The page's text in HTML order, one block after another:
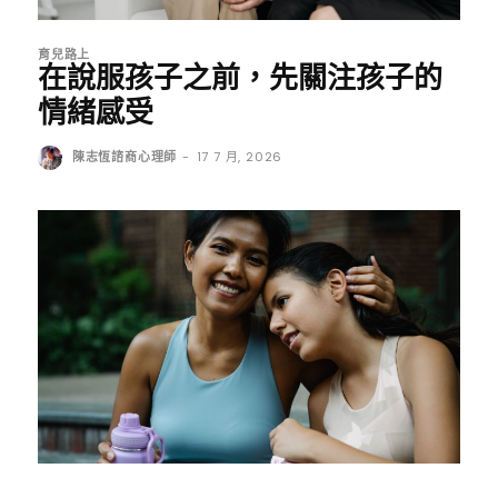
育兒路上
在說服孩子之前，先關注孩子的
情緒感受
陳志恆諮商心理師 - 17 7 月, 2026